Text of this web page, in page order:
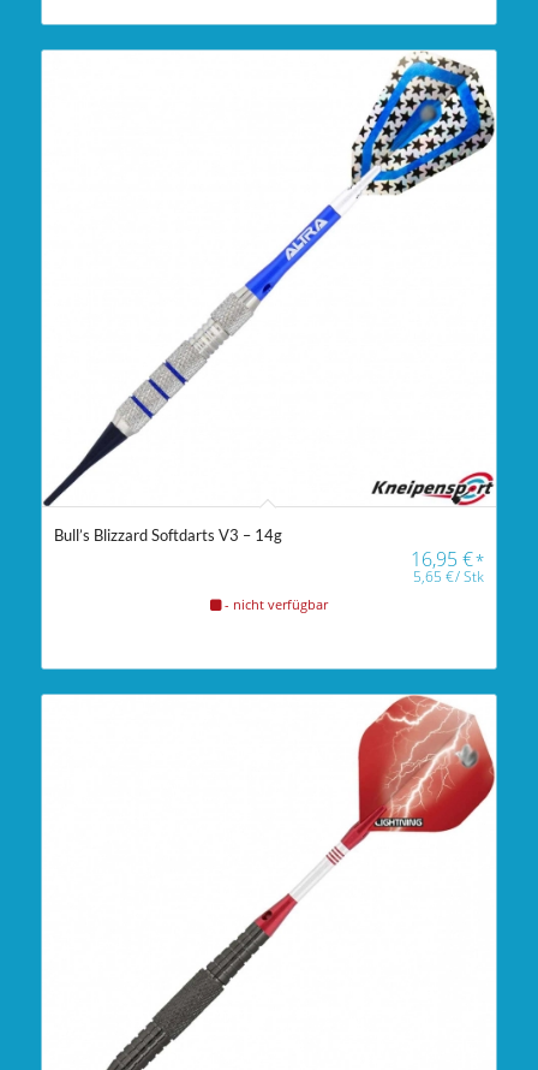
Bull’s Blizzard Softdarts V3 – 14g
16,95€*
5,65€/Stk
- nicht verfügbar